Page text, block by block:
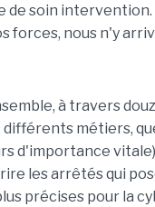
de soin intervention.
forces, nous n'y
à travers
différents métiers,
d'importance
les arrêtés qui
précises pour la